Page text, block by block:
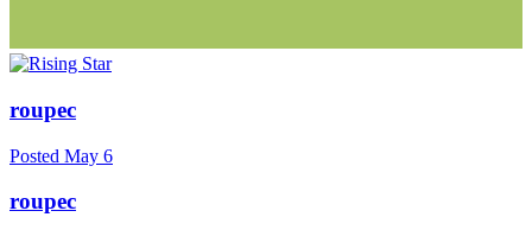
roupec
Posted May 6
roupec